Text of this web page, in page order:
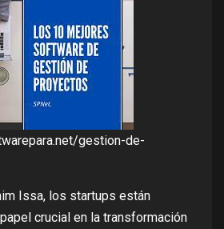
gestion-de-
Issa, los startups están
crucial en la transformación